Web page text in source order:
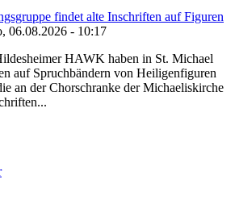
findet alte Inschriften auf Figuren
06.08.2026 - 10:17
HAWK haben in St. Michael
auf Spruchbändern von Heiligenfiguren
an der Chorschranke der Michaeliskirche